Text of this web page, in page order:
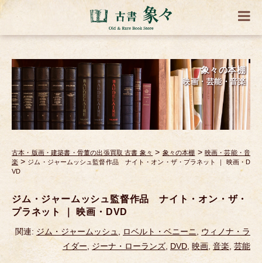
象々の本棚
映画・芸能・音楽
古本・版画・建築書・骨董の出張買取 古書 象々 > 象々の本棚 > 映画・芸能・音
楽 > ジム・ジャームッシュ監督作品 ナイト・オン・ザ・プラネット ｜ 映画・D
VD
ジム・ジャームッシュ監督作品 ナイト・オン・ザ・
プラネット ｜ 映画・DVD
関連: ジム・ジャームッシュ, ロベルト・ベニーニ, ウィノナ・ラ
イダー, ジーナ・ローランズ, DVD,映画,音楽, 芸能